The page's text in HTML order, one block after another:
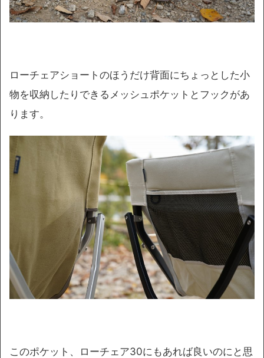
ローチェアショートのほうだけ背面にちょっとした小
物を収納したりできるメッシュポケットとフックがあ
ります。
このポケット、ローチェア30にもあれば良いのにと思